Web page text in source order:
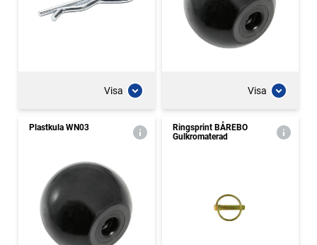
Visa Visa
Plastkula WN03
Ringsprint BÅREBO
Gulkromaterad